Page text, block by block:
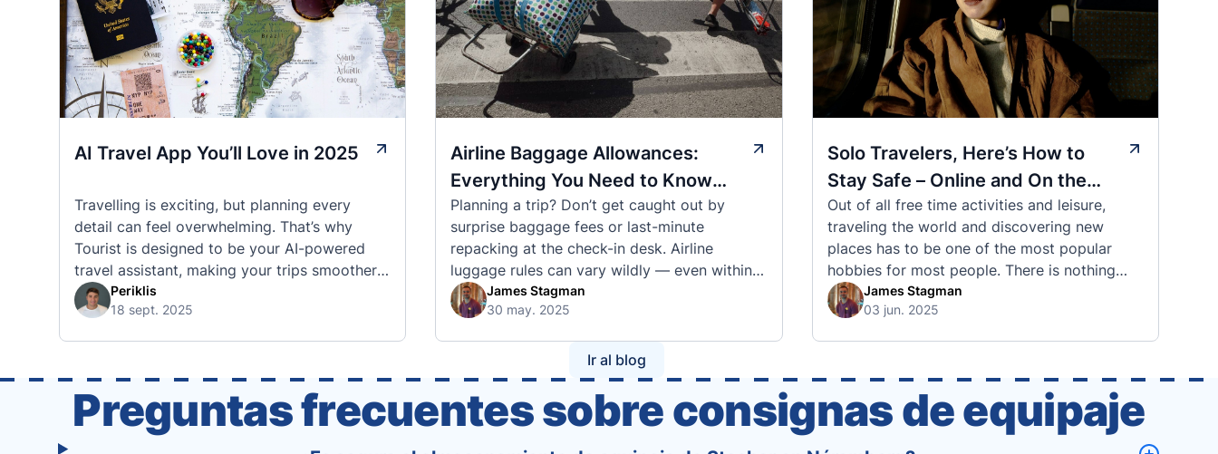
AI Travel App You’ll Love in 2025
Travelling is exciting, but planning every
detail can feel overwhelming. That’s why
Tourist is designed to be your AI-powered
travel assistant, making your trips smoother,
smarter, and stress-free. 🧭 What Makes the
Tourist App Unique? Unlike standard travel
trip planning becomes as exciting …
Periklis
18 sept. 2025
Airline Baggage Allowances:
Everything You Need to Know
Before You Fly
Planning a trip? Don’t get caught out by
surprise baggage fees or last-minute
repacking at the check-in desk. Airline
luggage rules can vary wildly — even within
the same country or alliance. That’s why
we’ve created a detailed set of guides to help
policies of over 30 international …
James Stagman
30 may. 2025
Solo Travelers, Here’s How to
Stay Safe – Online and On the
Road
Out of all free time activities and leisure,
traveling the world and discovering new
places has to be one of the most popular
hobbies for most people. There is nothing
quite like visiting a brand new city, country,
or region and experiencing the culture, the
James Stagman
03 jun. 2025
Ir al blog
Preguntas frecuentes sobre consignas de equipaje